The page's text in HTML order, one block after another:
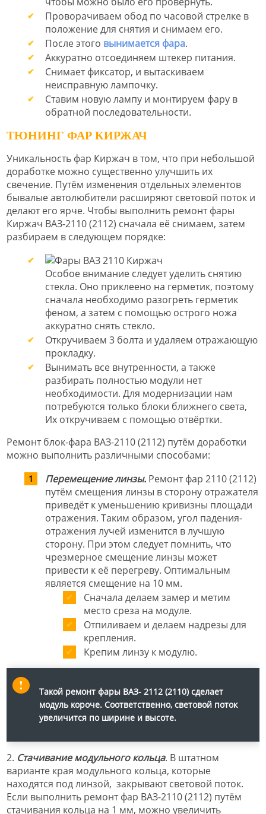
Проворачиваем обод по часовой стрелке в
положение для снятия и снимаем его.
После этого вынимается фара.
Аккуратно отсоединяем штекер питания.
Снимает фиксатор, и вытаскиваем
неисправную лампочку.
Ставим новую лампу и монтируем фару в
обратной последовательности.
ТЮНИНГ ФАР КИРЖАЧ
Уникальность фар Киржач в том, что при небольшой
доработке можно существенно улучшить их
свечение. Путём изменения отдельных элементов
бывалые автолюбители расширяют световой поток и
делают его ярче. Чтобы выполнить ремонт фары
Киржач ВАЗ-2110 (2112) сначала её снимаем, затем
разбираем в следующем порядке:
Особое внимание следует уделить снятию
стекла. Оно приклеено на герметик, поэтому
сначала необходимо разогреть герметик
феном, а затем с помощью острого ножа
аккуратно снять стекло.
Откручиваем 3 болта и удаляем отражающую
прокладку.
Вынимать все внутренности, а также
разбирать полностью модули нет
необходимости. Для модернизации нам
потребуются только блоки ближнего света,
Их откручиваем с помощью отвёртки.
Ремонт блок-фара ВАЗ-2110 (2112) путём доработки
можно выполнить различными способами:
Перемещение линзы. Ремонт фар 2110 (2112)
путём смещения линзы в сторону отражателя
приведёт к уменьшению кривизны площади
отражения. Таким образом, угол падения-
отражения лучей изменится в лучшую
сторону. При этом следует помнить, что
чрезмерное смещение линзы может
привести к её перегреву. Оптимальным
является смещение на 10 мм.
Сначала делаем замер и метим
место среза на модуле.
Отпиливаем и делаем надрезы для
крепления.
Крепим линзу к модулю.
Такой ремонт фары ВАЗ- 2112 (2110) сделает
модуль короче. Соответственно, световой поток
увеличится по ширине и высоте.
2. Стачивание модульного кольца. В штатном
варианте края модульного кольца, которые
находятся под линзой, закрывают световой поток.
Если выполнить ремонт фар ВАЗ-2110 (2112) путём
стачивания кольца на 1 мм, можно увеличить